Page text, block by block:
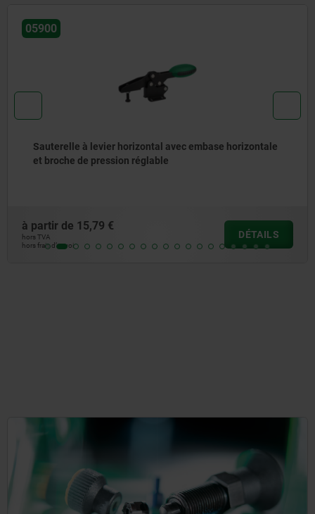
à levier horizontal avec embase horizontale
de pression réglable
15,79 € à
hors